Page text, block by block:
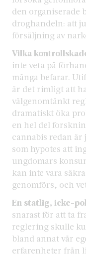
den organiserade
droghandeln: att
försäljning av
Vilka
inte veta på
många befarar.
är det rimligt att
välgenomtänkt
dramatiskt öka
en hel del
cannabis redan
som hypotes att
ungdomars
kan inte vara
genomförs, och
En statlig, icke-
snarast för att ta
reglering skulle
bland annat vår
erfarenheter från